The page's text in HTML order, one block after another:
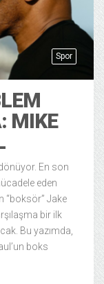
Spor
MIKE
En son
eden
“boksör” Jake
bir ilk
Bu yazımda,
boks